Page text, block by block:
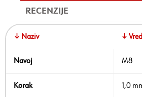
RECENZIJE
↓ Naziv ↓
Navoj M8
Korak 1,0